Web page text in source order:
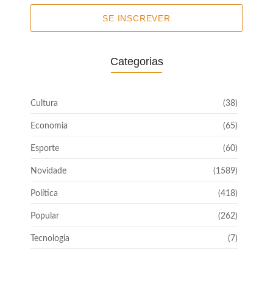
SE INSCREVER
Categorias
Cultura (38)
Economia (65)
Esporte (60)
Novidade (1589)
Política (418)
Popular (262)
Tecnologia (7)